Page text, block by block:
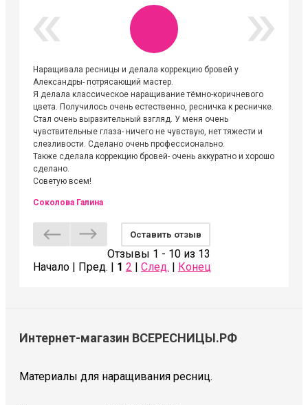
Наращивала ресницы и делала коррекцию бровей у
Александры- потрясающий мастер.
Я делала классическое наращивание тёмно-коричневого
цвета. Получилось очень естественно, ресничка к ресничке.
Стал очень выразительный взгляд. У меня очень
чувствительные глаза- ничего не чувствую, нет тяжести и
слезливости. Сделано очень профессионально.
Также сделала коррекцию бровей- очень аккуратно и хорошо
сделано.
Советую всем!
Соколова Галина
Оставить отзыв
Отзывы 1 - 10 из 13
Начало | Пред. | 1 2 След. Конец
Интернет-магазин ВСЕРЕСНИЦЫ.РФ
Материалы для наращивания ресниц.